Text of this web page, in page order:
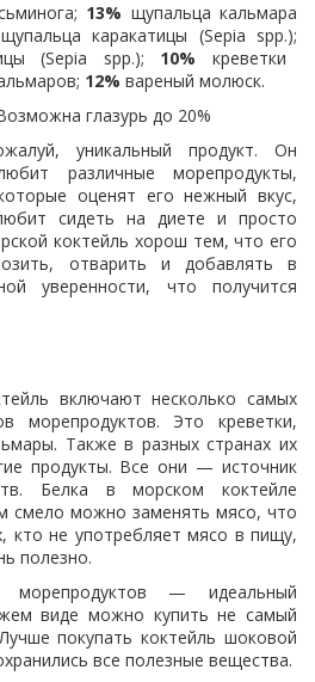
13% щупальца кальмара
щупальца каракатицы (Sepia spp.);
(Sepia spp.); 10% креветки
12% вареный молюск.
глазурь до 20%
уникальный продукт. Он
различные морепродукты,
оценят его нежный вкус,
сидеть на диете и просто
коктейль хорош тем, что его
отварить и добавлять в
уверенности, что получится
включают несколько самых
морепродуктов. Это креветки,
Также в разных странах их
продукты. Все они — источник
Белка в морском коктейле
смело можно заменять мясо, что
кто не употребляет мясо в пищу,
полезно.
морепродуктов — идеальный
виде можно купить не самый
покупать коктейль шоковой
все полезные вещества.